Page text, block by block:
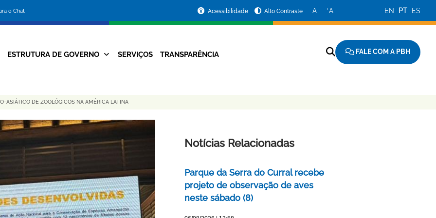
o Chat
da
Prefeitura
Acessibilidade Alto Contraste −A +A EN PT ES
Navegação
ESTRUTURA DE GOVERNO SERVIÇOS TRANSPARÊNCIA FALE COM A PBH
ASIÁTICO DE ZOOLÓGICOS NA AMÉRICA LATINA
Notícias Relacionadas
Parque da Serra do Curral recebe
projeto de observação de aves
neste sábado (8)